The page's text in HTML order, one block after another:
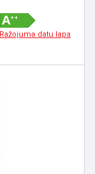
Ražojuma datu lapa